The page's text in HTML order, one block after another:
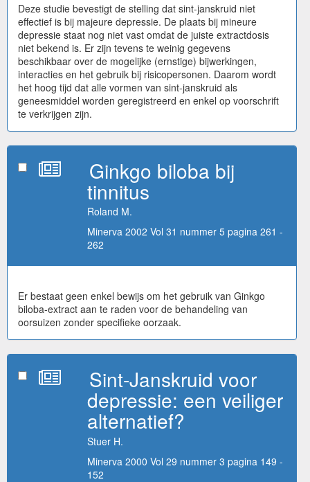
Deze studie bevestigt de stelling dat sint-janskruid niet
effectief is bij majeure depressie. De plaats bij mineure
depressie staat nog niet vast omdat de juiste extractdosis
niet bekend is. Er zijn tevens te weinig gegevens
beschikbaar over de mogelijke (ernstige) bijwerkingen,
interacties en het gebruik bij risicopersonen. Daarom wordt
het hoog tijd dat alle vormen van sint-janskruid als
geneesmiddel worden geregistreerd en enkel op voorschrift
te verkrijgen zijn.
Ginkgo biloba bij
tinnitus
Roland M.
Minerva 2002 Vol 31 nummer 5 pagina 261 -
262
Er bestaat geen enkel bewijs om het gebruik van Ginkgo
biloba-extract aan te raden voor de behandeling van
oorsuizen zonder specifieke oorzaak.
Sint-Janskruid voor
depressie: een veiliger
alternatief?
Stuer H.
Minerva 2000 Vol 29 nummer 3 pagina 149 -
152